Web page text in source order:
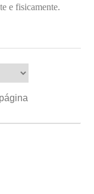
e fisicamente.